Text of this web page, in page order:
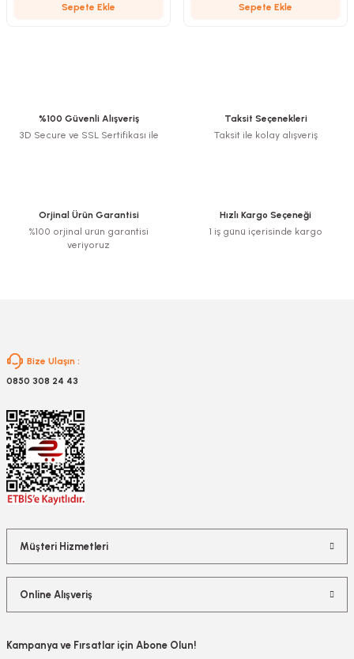
Sepete Ekle Sepete Ekle
%100 Güvenli Alışveriş
3D Secure ve SSL Sertifikası ile
Taksit Seçenekleri
Taksit ile kolay alışveriş
Orjinal Ürün Garantisi
%100 orjinal ürün garantisi
veriyoruz
Hızlı Kargo Seçeneği
1 iş günü içerisinde kargo
Bize Ulaşın :
0850 308 24 43
Müşteri Hizmetleri
Online Alışveriş
Kampanya ve Fırsatlar için Abone Olun!